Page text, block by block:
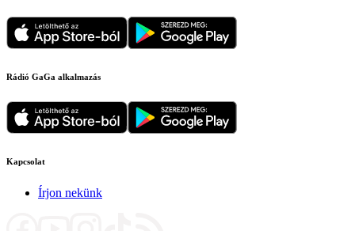
Rádió GaGa alkalmazás
Kapcsolat
Írjon nekünk